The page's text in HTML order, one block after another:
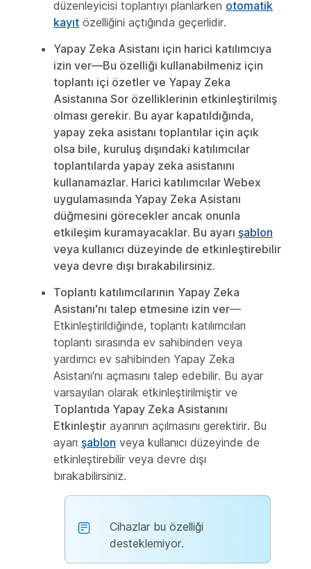
düzenleyicisi toplantıyı planlarken otomatik
kayıt özelliğini açtığında geçerlidir.
Yapay Zeka Asistanı için harici katılımcıya
izin ver—Bu özelliği kullanabilmeniz için
toplantı içi özetler ve Yapay Zeka
Asistanına Sor özelliklerinin etkinleştirilmiş
olması gerekir. Bu ayar kapatıldığında,
yapay zeka asistanı toplantılar için açık
olsa bile, kuruluş dışındaki katılımcılar
toplantılarda yapay zeka asistanını
kullanamazlar. Harici katılımcılar Webex
uygulamasında Yapay Zeka Asistanı
düğmesini görecekler ancak onunla
etkileşim kuramayacaklar. Bu ayarı şablon
veya kullanıcı düzeyinde de etkinleştirebilir
veya devre dışı bırakabilirsiniz.
Toplantı katılımcılarının Yapay Zeka
Asistanı'nı talep etmesine izin ver—
Etkinleştirildiğinde, toplantı katılımcıları
toplantı sırasında ev sahibinden veya
yardımcı ev sahibinden Yapay Zeka
Asistanı'nı açmasını talep edebilir. Bu ayar
varsayılan olarak etkinleştirilmiştir ve
Toplantıda Yapay Zeka Asistanını
Etkinleştir ayarının açılmasını gerektirir. Bu
ayarı şablon veya kullanıcı düzeyinde de
etkinleştirebilir veya devre dışı
bırakabilirsiniz.
Cihazlar bu özelliği
desteklemiyor.